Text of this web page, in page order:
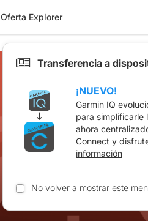
Oferta Explorer
Transferencia a
¡NUEVO!
Garmin IQ
para simplificarle
ahora
Connect y
información
No volver a mostrar este